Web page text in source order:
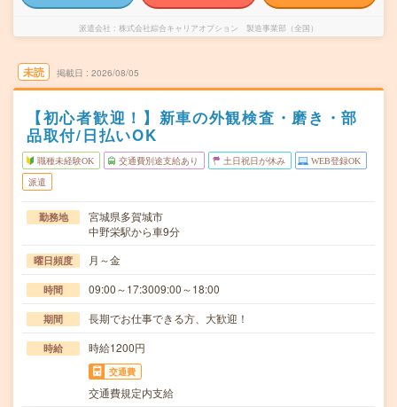
派遣会社 株式会社綜合キャリアオプション 製造事業部（全国）
未読 掲載日 2026/08/05
【初心者歓迎！】新車の外観検査・磨き・部
品取付/日払いOK
職種未経験OK 交通費別途支給あり 土日祝日が休み WEB登録OK
派遣
勤務地
宮城県多賀城市
中野栄駅から車9分
曜日頻度 月～金
時間 09:00～17:3009:00～18:00
期間 長期でお仕事できる方、大歓迎！
時給 時給1200円
交通費
交通費規定内支給